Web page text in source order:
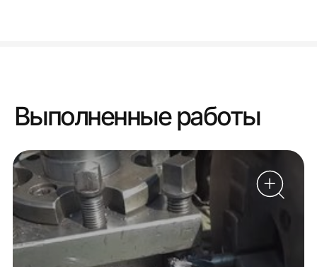
Выполненные работы